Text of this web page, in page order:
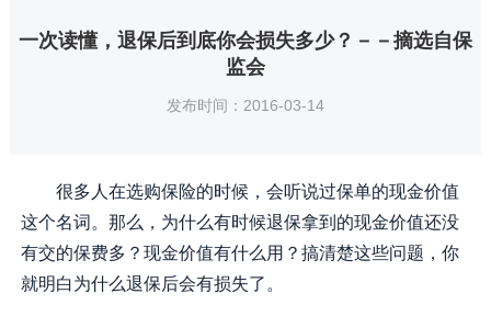
一次读懂，退保后到底你会损失多少？－－摘选自保
监会
发布时间：2016-03-14
很多人在选购保险的时候，会听说过保单的现金价值
这个名词。那么，为什么有时候退保拿到的现金价值还没
有交的保费多？现金价值有什么用？搞清楚这些问题，你
就明白为什么退保后会有损失了。